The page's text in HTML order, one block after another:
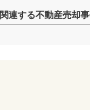
関連する不動産売却